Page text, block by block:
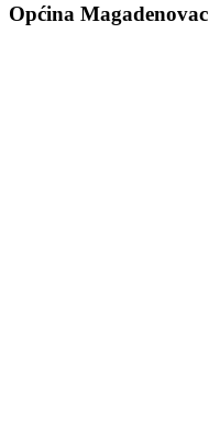
Općina Magadenovac